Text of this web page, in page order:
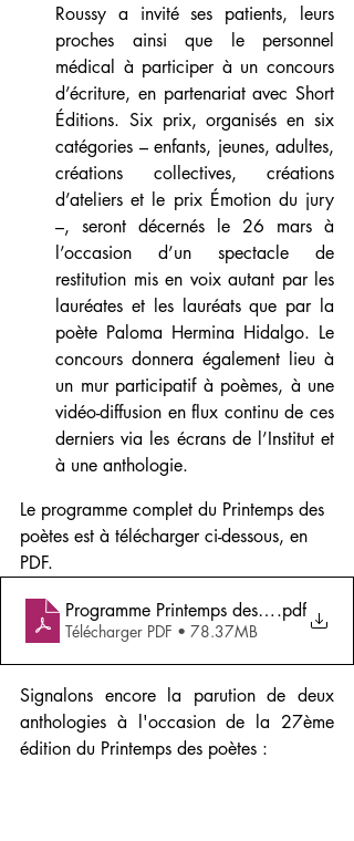
Roussy a invité ses patients, leurs
proches ainsi que le personnel
médical à participer à un concours
d’écriture, en partenariat avec Short
Éditions. Six prix, organisés en six
catégories – enfants, jeunes, adultes,
créations collectives, créations
d’ateliers et le prix Émotion du jury
–, seront décernés le 26 mars à
l’occasion d’un spectacle de
restitution mis en voix autant par les
lauréates et les lauréats que par la
poète Paloma Hermina Hidalgo. Le
concours donnera également lieu à
un mur participatif à poèmes, à une
vidéo-diffusion en flux continu de ces
derniers via les écrans de l’Institut et
à une anthologie.
Le programme complet du Printemps des
poètes est à télécharger ci-dessous, en
PDF.
Programme Printemps des Poètes
.pdf
Télécharger PDF • 78.37MB
Signalons encore la parution de deux
anthologies à l'occasion de la 27ème
édition du Printemps des poètes :